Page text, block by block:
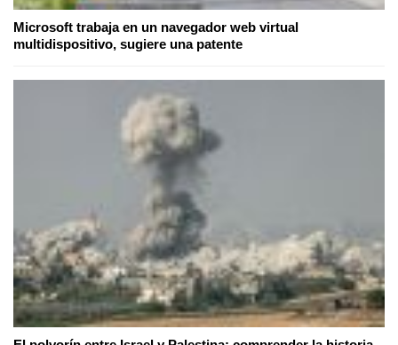
Microsoft trabaja en un navegador web virtual
multidispositivo, sugiere una patente